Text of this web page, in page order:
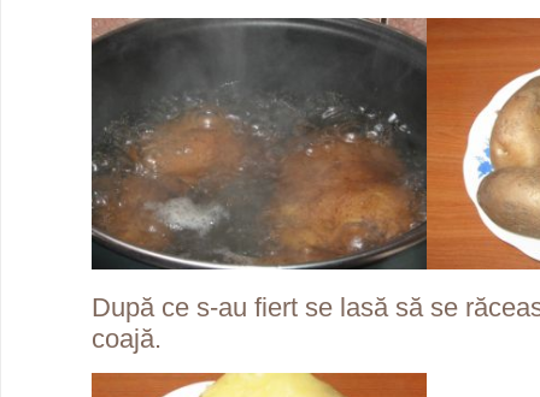
După ce s-au fiert se lasă să se
coajă.